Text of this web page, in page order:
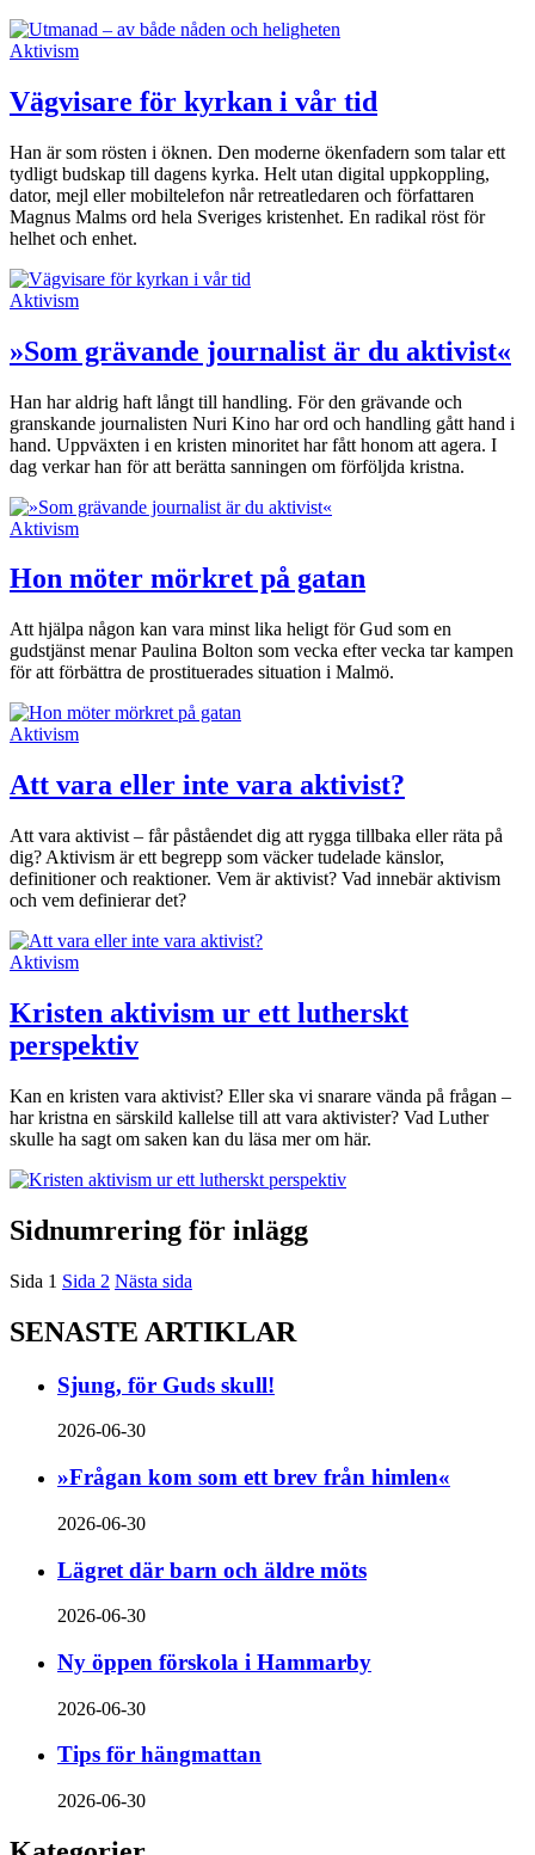
Aktivism
Vägvisare för kyrkan i vår tid
Han är som rösten i öknen. Den moderne ökenfadern som talar ett
tydligt budskap till dagens kyrka. Helt utan digital uppkoppling,
dator, mejl eller mobiltelefon når retreatledaren och författaren
Magnus Malms ord hela Sveriges kristenhet. En radikal röst för
helhet och enhet.
Aktivism
»Som grävande journalist är du aktivist«
Han har aldrig haft långt till handling. För den grävande och
granskande journalisten Nuri Kino har ord och handling gått hand i
hand. Uppväxten i en kristen minoritet har fått honom att agera. I
dag verkar han för att berätta sanningen om förföljda kristna.
Aktivism
Hon möter mörkret på gatan
Att hjälpa någon kan vara minst lika heligt för Gud som en
gudstjänst menar Paulina Bolton som vecka efter vecka tar kampen
för att förbättra de prostituerades situation i Malmö.
Aktivism
Att vara eller inte vara aktivist?
Att vara aktivist – får påståendet dig att rygga tillbaka eller räta på
dig? Aktivism är ett begrepp som väcker tudelade känslor,
definitioner och reaktioner. Vem är aktivist? Vad innebär aktivism
och vem definierar det?
Aktivism
Kristen aktivism ur ett lutherskt
perspektiv
Kan en kristen vara aktivist? Eller ska vi snarare vända på frågan –
har kristna en särskild kallelse till att vara aktivister? Vad Luther
skulle ha sagt om saken kan du läsa mer om här.
Sidnumrering för inlägg
Sida 1 Sida 2 Nästa sida
SENASTE ARTIKLAR
Sjung, för Guds skull!
2026-06-30
»Frågan kom som ett brev från himlen«
2026-06-30
Lägret där barn och äldre möts
2026-06-30
Ny öppen förskola i Hammarby
2026-06-30
Tips för hängmattan
2026-06-30